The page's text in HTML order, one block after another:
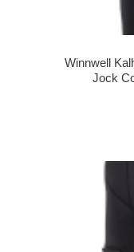
Winnwell
Jock